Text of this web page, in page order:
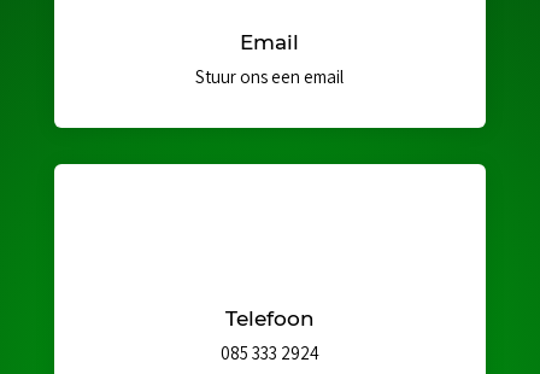
Email
Stuur ons een email
Telefoon
085 333 2924